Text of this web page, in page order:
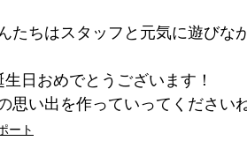
たちはスタッフと元気に遊びな
日おめでとうございます！
思い出を作っていってくださいね
ート